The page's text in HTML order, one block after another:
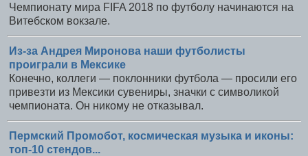
Чемпионату мира FIFA 2018 по футболу начинаются на
Витебском вокзале.
Из-за Андрея Миронова наши футболисты
проиграли в Мексике
Конечно, коллеги — поклонники футбола — просили его
привезти из Мексики сувениры, значки с символикой
чемпионата. Он никому не отказывал.
Пермский Промобот, космическая музыка и иконы:
топ-10 стендов...